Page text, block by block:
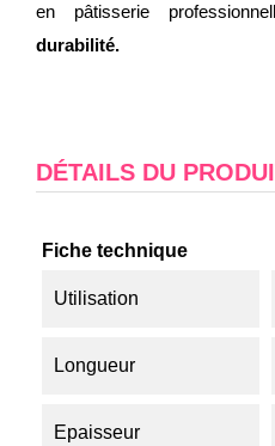
en pâtisserie
durabilité.
DÉTAILS DU
Fiche technique
Utilisation
Longueur
Epaisseur